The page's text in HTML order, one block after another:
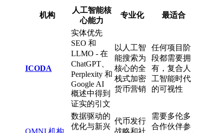
机构
人工智能核
心能力
专业化 最适合
ICODA
实体优先
SEO 和
LLMO - 在
ChatGPT、
Perplexity 和
Google AI
概述中得到
证实的引文
以人工智
能搜索为
核心的全
栈式加密
货币营销
任何项目阶
段都需要拥
有，复合人
工智能时代
的可视性
OMNI 机构
数据驱动的
优化与新兴
代币发行
战略和社
需要多伦多
合作伙伴参